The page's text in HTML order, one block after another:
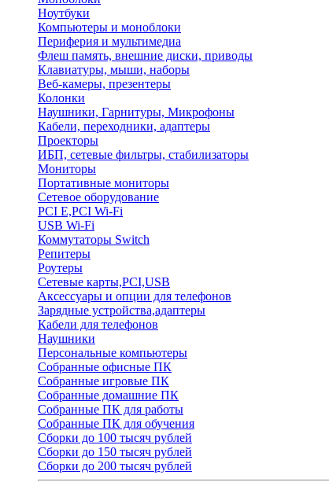
Ноутбуки
Компьютеры и моноблоки
Периферия и мультимедиа
Флеш память, внешние диски, приводы
Клавиатуры, мыши, наборы
Веб-камеры, презентеры
Колонки
Наушники, Гарнитуры, Микрофоны
Кабели, переходники, адаптеры
Проекторы
ИБП, сетевые фильтры, стабилизаторы
Мониторы
Портативные мониторы
Сетевое оборудование
PCI E,PCI Wi-Fi
USB Wi-Fi
Коммутаторы Switch
Репитеры
Роутеры
Сетевые карты,PCI,USB
Аксессуары и опции для телефонов
Зарядные устройства,адаптеры
Кабели для телефонов
Наушники
Персональные компьютеры
Собранные офисные ПК
Собранные игровые ПК
Собранные домашние ПК
Собранные ПК для работы
Собранные ПК для обучения
Сборки до 100 тысяч рублей
Сборки до 150 тысяч рублей
Сборки до 200 тысяч рублей